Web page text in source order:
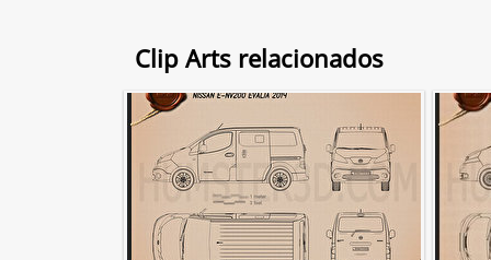
Clip Arts relacionados